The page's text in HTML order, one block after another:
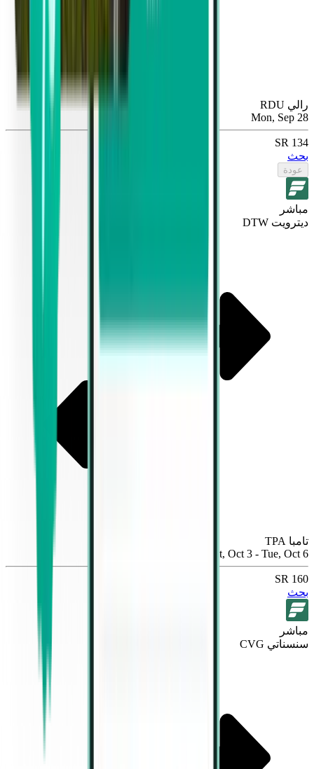
رالي RDU
Mon, Sep 28
134 SR
بحث
عودة
مباشر
ديترويت DTW
تامبا TPA
Sat, Oct 3 - Tue, Oct 6
160 SR
بحث
مباشر
سنسناتي CVG